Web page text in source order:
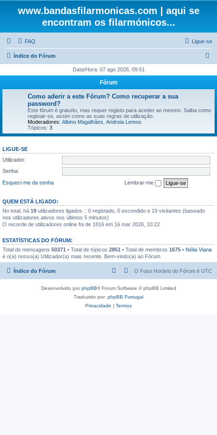
www.bandasfilarmonicas.com | aqui se
encontram os filarmónicos...
FAQ Ligue-se
Índice do Fórum
q
a
Data/Hora: 07 ago 2026, 09:51
Fórum
Como aderir a este Fórum? Como recuperar a sua
password?
Este fórum é gratuíto, mas requer registo para aceder ao mesmo. Saiba como
registar-se, assim como as suas regras de utilização.
Moderadores: Albino Magalhães Andreia Lemos
Tópicos: 3
LIGUE-SE
Utilizador:
Senha:
Esqueci-me da senha
Lembrar-me
QUEM ESTÁ LIGADO:
No total, há 19 utilizadores ligados :: 0 registado, 0 escondido e 19 visitantes (baseado
nos utilizadores ativos nos últimos 5 minutos)
O recorde de utilizadores online foi de 1816 em 16 mar 2026, 10:22
ESTATÍSTICAS DO FÓRUM:
Total de mensagens 50371 • Total de tópicos 2851 • Total de membros 1675 • Nélia Viana
é o(a) nosso(a) Utilizador(a) mais recente. Bem-vindo(a) ao Fórum
Índice do Fórum O Fuso Horário do Fórum é UTC
Desenvolvido porphpBB® Forum Software © phpBB Limited
Traduzido por: phpBB Portugal
Privacidade | Termos